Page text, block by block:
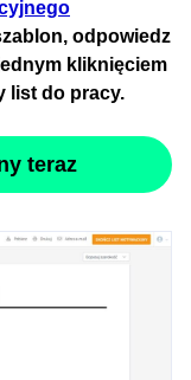
odpowiedz
kliknięciem
list do pracy.
teraz